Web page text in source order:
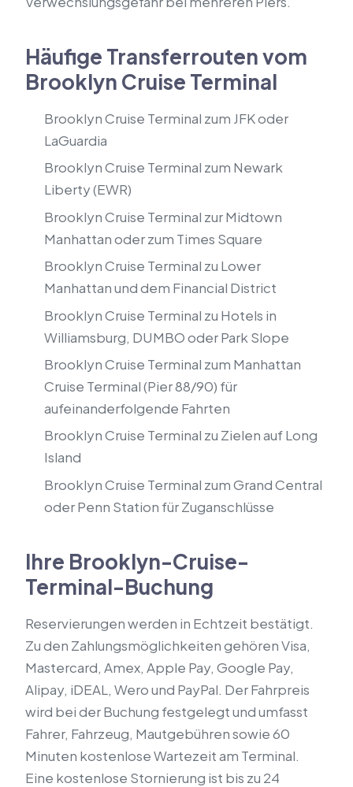
Häufige Transferrouten vom
Brooklyn Cruise Terminal
Brooklyn Cruise Terminal zum JFK oder
LaGuardia
Brooklyn Cruise Terminal zum Newark
Liberty (EWR)
Brooklyn Cruise Terminal zur Midtown
Manhattan oder zum Times Square
Brooklyn Cruise Terminal zu Lower
Manhattan und dem Financial District
Brooklyn Cruise Terminal zu Hotels in
Williamsburg, DUMBO oder Park Slope
Brooklyn Cruise Terminal zum Manhattan
Cruise Terminal (Pier 88/90) für
aufeinanderfolgende Fahrten
Brooklyn Cruise Terminal zu Zielen auf Long
Island
Brooklyn Cruise Terminal zum Grand Central
oder Penn Station für Zuganschlüsse
Ihre Brooklyn-Cruise-
Terminal-Buchung
Reservierungen werden in Echtzeit bestätigt.
Zu den Zahlungsmöglichkeiten gehören Visa,
Mastercard, Amex, Apple Pay, Google Pay,
Alipay, iDEAL, Wero und PayPal. Der Fahrpreis
wird bei der Buchung festgelegt und umfasst
Fahrer, Fahrzeug, Mautgebühren sowie 60
Minuten kostenlose Wartezeit am Terminal.
Eine kostenlose Stornierung ist bis zu 24